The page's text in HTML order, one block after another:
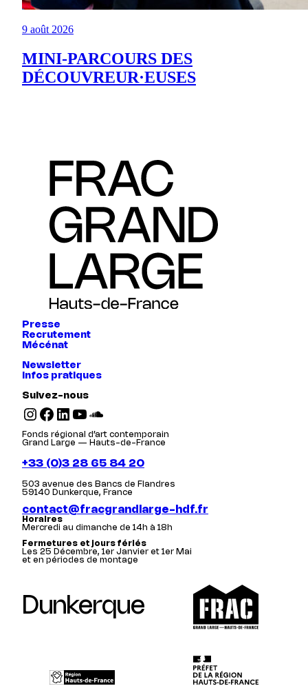
9 août 2026
MINI-PARCOURS DES
DÉCOUVREUR·EUSES
Presse
Recrutement
Mécénat
Newsletter
Infos pratiques
Suivez-nous
Instagram Facebook LinkedIn YouTube SoundCloud
Fonds régional d’art contemporain
Grand Large — Hauts-de-France
+33 (0)3 28 65 84 20
503 avenue des Bancs de Flandres
59140 Dunkerque, France
contact@fracgrandlarge-hdf.fr
Horaires
Mercredi au dimanche de 14h à 18h
Fermetures et jours fériés
Les 25 Décembre, 1er Janvier et 1er Mai
et en périodes de montage
Dunkerque